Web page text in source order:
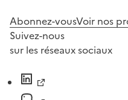
Abonnez-vousVoir nos
Suivez-nous
sur les réseaux sociaux